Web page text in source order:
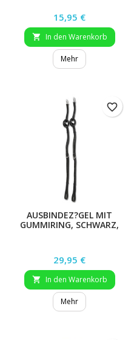
Preis
15,95 €
 In den Warenkorb
Mehr
AUSBINDEZ?GEL MIT
GUMMIRING, SCHWARZ,
Preis
29,95 €
 In den Warenkorb
Mehr
favorite_border